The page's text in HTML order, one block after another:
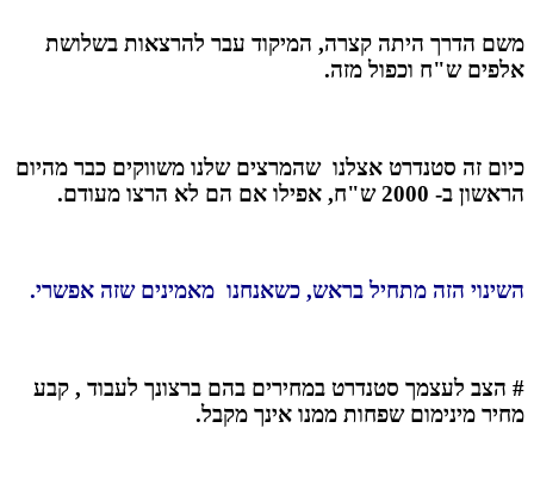
משם הדרך היתה קצרה, המיקוד עבר להרצאות בשלושת
אלפים ש"ח וכפול מזה.
כיום זה סטנדרט אצלנו שהמרצים שלנו משווקים כבר מהיום
הראשון ב- 2000 ש"ח, אפילו אם הם לא הרצו מעודם.
השינוי הזה מתחיל בראש, כשאנחנו מאמינים שזה אפשרי.
# הצב לעצמך סטנדרט במחירים בהם ברצונך לעבוד , קבע
מחיר מינימום שפחות ממנו אינך מקבל.